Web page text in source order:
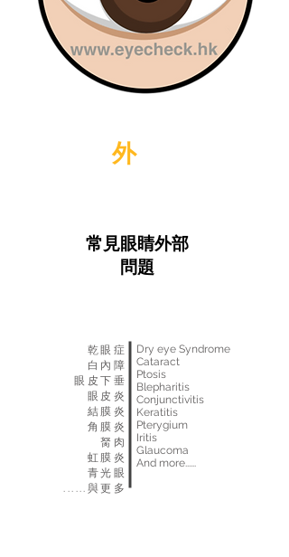
外部健康
常見眼睛外部
問題
Dry eye Syndrome
Cataract
Ptosis
Blepharitis
Conjunctivitis
Keratitis
Pterygium
Iritis
Glaucoma
And more......
乾眼症
白內障
眼皮下垂
眼皮炎
結膜炎
角膜炎
胬肉
虹膜炎
​青光眼
​......與更多